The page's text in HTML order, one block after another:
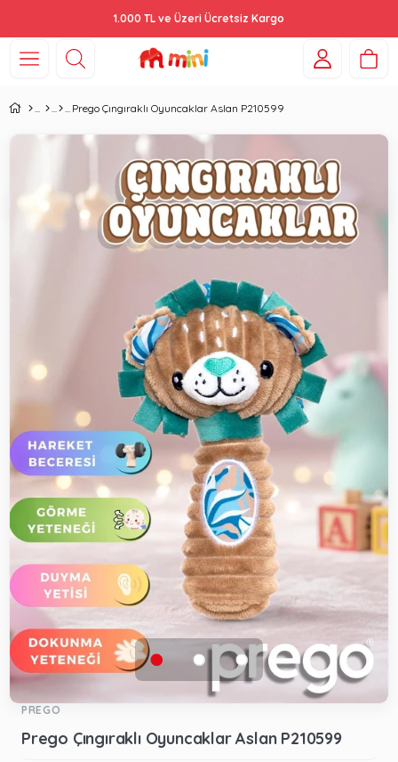
1.000 TL ve Üzeri Ücretsiz Kargo
Prego Çıngıraklı Oyuncaklar Aslan P210599
PREGO
Prego Çıngıraklı Oyuncaklar Aslan P210599